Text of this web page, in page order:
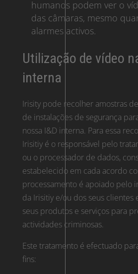
humanos podem ver o
das câmaras, mesmo
alarmes activos.
Utilização de vídeo
interna
Irisity pode recolher amostras
de instalações de segurança
nossa I&D interna. Para essa
Irisitiy é o responsável pelo
ou o processador de dados,
estabelecido em cada acordo
processamento é apoiado pelo
da Irisitiy e/ou dos seus clientes
seus produtos e serviços para
actividades criminosas.
Este tratamento é efectuado
fins: